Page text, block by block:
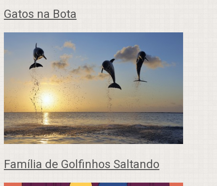
Gatos na Bota
Família de Golfinhos Saltando